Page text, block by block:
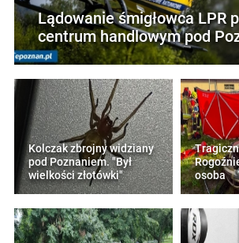
Lądowanie śmigłowca LPR
centrum handlowym pod
Kolczak zbrojny widziany
pod Poznaniem. "Był
wielkości złotówki"
osoba